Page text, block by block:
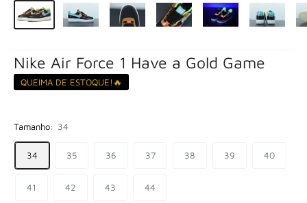
Nike Air Force 1 Have a Gold Game
QUEIMA DE ESTOQUE!🔥
Tamanho: 34
34 35 36 37 38 39 40
41 42 43 44